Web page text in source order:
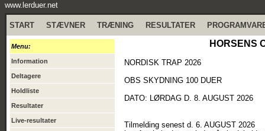
www.lerduer.net
START STÆVNER TRÆNING RESULTATER
Menu:
Information
Deltagere
Holdliste
Resultater
Live-resultater
HORSENS
NORDISK TRAP 2026
OBS SKYDNING 100 DUER
DATO: LØRDAG D. 8. AUGUST 2026
Tilmelding senest d. 6. AUGUST 2026